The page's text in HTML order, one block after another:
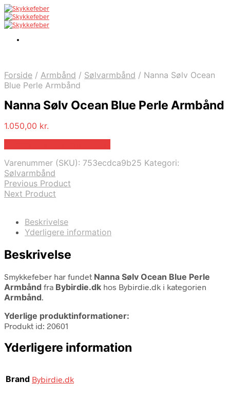
Forside / Armbånd / Sølvarmbånd / Nanna Sølv Ocean
Blue Perle Armbånd
Nanna Sølv Ocean Blue Perle Armbånd
1.050,00 kr.
Varenummer (SKU): 753ecdca9b25 Kategori:
Sølvarmbånd
Previous Product
Next Product
Beskrivelse
Yderligere information
Beskrivelse
Smykkefeber har fundet Nanna Sølv Ocean Blue Perle
Armbånd fra Bybirdie.dk hos Bybirdie.dk i kategorien
Armbånd.
Yderlige produktinformationer:
Produkt id: 20601
Yderligere information
Brand Bybirdie.dk